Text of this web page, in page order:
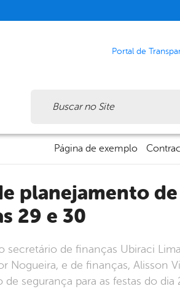
Portal de
Página de exemplo
29 e 30
secretário de finanças Ubiraci
Nogueira, e de finanças, Alisson
segurança para as festas do dia